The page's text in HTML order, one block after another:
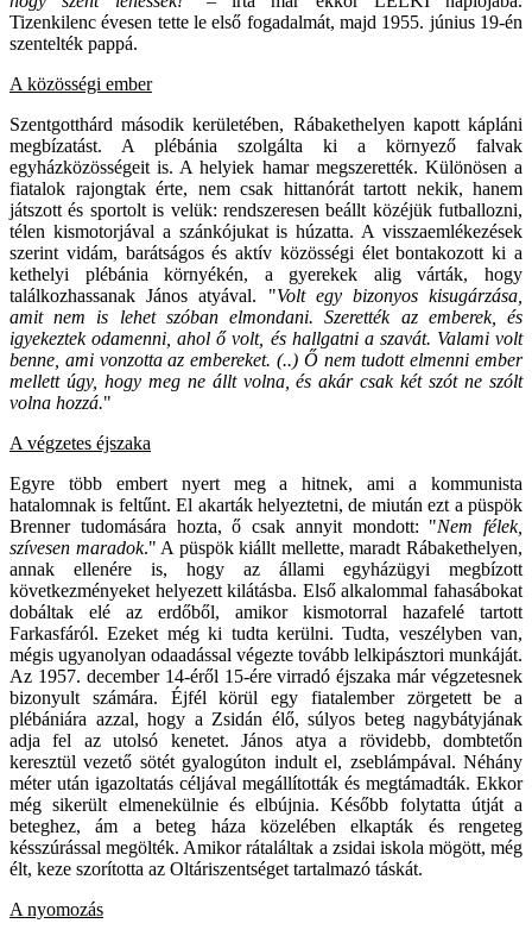
Tizenkilenc évesen tette le első fogadalmát, majd 1955. június 19-én
szentelték pappá.
A közösségi ember
Szentgotthárd második kerületében, Rábakethelyen kapott kápláni
megbízatást. A plébánia szolgálta ki a környező falvak
egyházközösségeit is. A helyiek hamar megszerették. Különösen a
fiatalok rajongtak érte, nem csak hittanórát tartott nekik, hanem
játszott és sportolt is velük: rendszeresen beállt közéjük futballozni,
télen kismotorjával a szánkójukat is húzatta. A visszaemlékezések
szerint vidám, barátságos és aktív közösségi élet bontakozott ki a
kethelyi plébánia környékén, a gyerekek alig várták, hogy
találkozhassanak János atyával. "Volt egy bizonyos kisugárzása,
amit nem is lehet szóban elmondani. Szerették az emberek, és
igyekeztek odamenni, ahol ő volt, és hallgatni a szavát. Valami volt
benne, ami vonzotta az embereket. (..) Ő nem tudott elmenni ember
mellett úgy, hogy meg ne állt volna, és akár csak két szót ne szólt
volna hozzá."
A végzetes éjszaka
Egyre több embert nyert meg a hitnek, ami a kommunista
hatalomnak is feltűnt. El akarták helyeztetni, de miután ezt a püspök
Brenner tudomására hozta, ő csak annyit mondott: "Nem félek,
szívesen maradok." A püspök kiállt mellette, maradt Rábakethelyen,
annak ellenére is, hogy az állami egyházügyi megbízott
következményeket helyezett kilátásba. Első alkalommal fahasábokat
dobáltak elé az erdőből, amikor kismotorral hazafelé tartott
Farkasfáról. Ezeket még ki tudta kerülni. Tudta, veszélyben van,
mégis ugyanolyan odaadással végezte tovább lelkipásztori munkáját.
Az 1957. december 14-éről 15-ére virradó éjszaka már végzetesnek
bizonyult számára. Éjfél körül egy fiatalember zörgetett be a
plébániára azzal, hogy a Zsidán élő, súlyos beteg nagybátyjának
adja fel az utolsó kenetet. János atya a rövidebb, dombtetőn
keresztül vezető sötét gyalogúton indult el, zseblámpával. Néhány
méter után igazoltatás céljával megállították és megtámadták. Ekkor
még sikerült elmenekülnie és elbújnia. Később folytatta útját a
beteghez, ám a beteg háza közelében elkapták és rengeteg
késszúrással megölték. Amikor rátaláltak a zsidai iskola mögött, még
élt, keze szorította az Oltáriszentséget tartalmazó táskát.
A nyomozás